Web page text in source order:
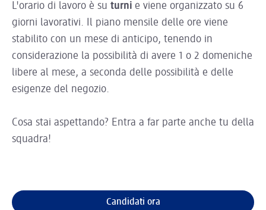
L'orario di lavoro è su turni e viene organizzato su 6
giorni lavorativi. Il piano mensile delle ore viene
stabilito con un mese di anticipo, tenendo in
considerazione la possibilità di avere 1 o 2 domeniche
libere al mese, a seconda delle possibilità e delle
esigenze del negozio.
Cosa stai aspettando? Entra a far parte anche tu della
squadra!
Candidati ora